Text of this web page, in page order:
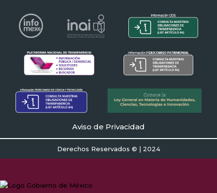
Aviso de Privacidad
Derechos Reservados © | 2024